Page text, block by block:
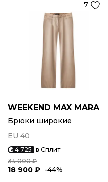
7
WEEKEND MAX MARA
Брюки широкие
EU 40
4 725 в Сплит
34 000 ₽
18 900 ₽ -44%